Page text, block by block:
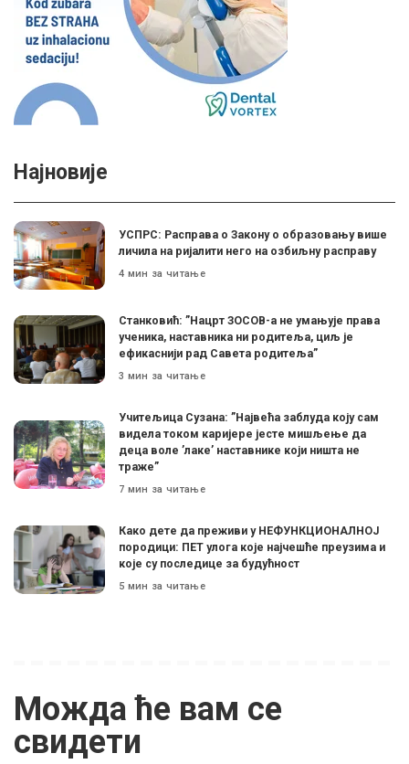
Најновије
УСПРС: Расправа о Закону о образовању више
личила на ријалити него на озбиљну расправу
4 мин за читање
Станковић: ”Нацрт ЗОСОВ-а не умањује права
ученика, наставника ни родитеља, циљ је
ефикаснији рад Савета родитеља”
3 мин за читање
Учитељица Сузана: ”Највећа заблуда коју сам
видела током каријере јесте мишљење да
деца воле ’лаке’ наставнике који ништа не
траже”
7 мин за читање
Како дете да преживи у НЕФУНКЦИОНАЛНОЈ
породици: ПЕТ улога које најчешће преузима и
које су последице за будућност
5 мин за читање
Можда ће вам се
свидети